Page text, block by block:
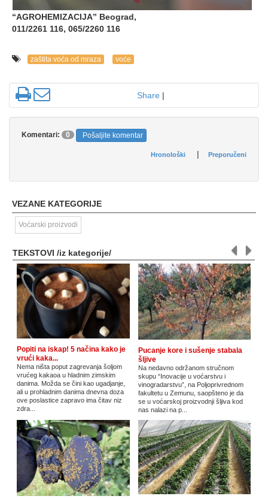
“AGROHEMIZACIJA” Beograd,
011/2261 116, 065/2260 116
zaštita voća od mraza voće
Share |
Komentari: 0 Pošaljite komentar
Preporučeni
Hronološki |
VEZANE KATEGORIJE
Voćarski proizvodi
TEKSTOVI /iz kategorije/
Popiti na iskap! 5 načina kako je
vrući kaka...
Nema ništa poput zagrevanja šoljom
vrućeg kakaoa u hladnim zimskim
danima. Možda se čini kao ugadjanje,
ali u prohladnim danima dnevna doza
ove poslastice zapravo ima čitav niz
zdra...
Pucanje kore i sušenje stabala
šljive
Na nedavno održanom stručnom
skupu “Inovacije u voćarstvu i
vinogradarstvu”, na Poljoprivrednom
fakultetu u Zemunu, saopšteno je da
se u voćarskoj proizvodnji šljiva kod
nas nalazi na p...